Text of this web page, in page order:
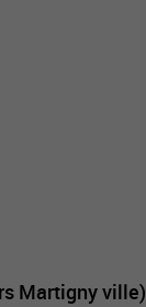
Martigny ville)